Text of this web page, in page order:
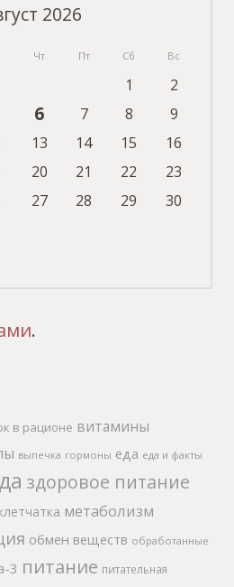
2026
Чт Пт Сб Вс
1
2
6 7 8
9
13 14 15
16
20 21 22
23
27 28 29
30
.
в рационе витамины
выпечка гормоны еда еда и факты
здоровое питание
метаболизм
обмен веществ обработанные
3 питание питательная